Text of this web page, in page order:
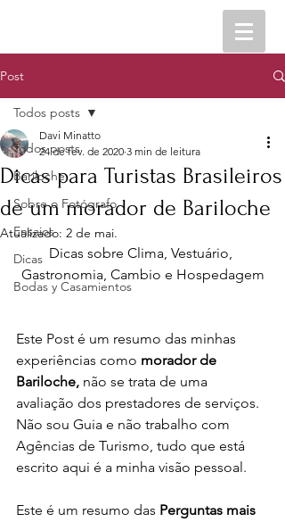
Post
Todos posts
Bariloche
Sobre o Fotógrafo
Ensaios
Dicas
Bodas y Casamientos
Todos posts
Dicas para Turistas Brasileiros
de um morador de Bariloche
Davi Minatto
24 de fev. de 2020 3 min de leitura
Atualizado: 2 de mai.
Dicas sobre Clima, Vestuário,
Gastronomia, Cambio e Hospedagem
Este Post é um resumo das minhas
experiências como morador de
Bariloche, não se trata de uma
avaliação dos prestadores de serviços.
Não sou Guia e não trabalho com
Agências de Turismo, tudo que está
escrito aqui é a minha visão pessoal.
Este é um resumo das Perguntas mais